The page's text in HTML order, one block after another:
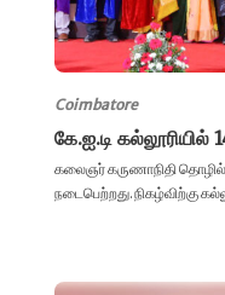
Coimbatore
கே.ஐ.டி கல்லூரியில்
கலைஞர் கருணாநிதி
நடைபெற்றது. நிகழ்விற்கு